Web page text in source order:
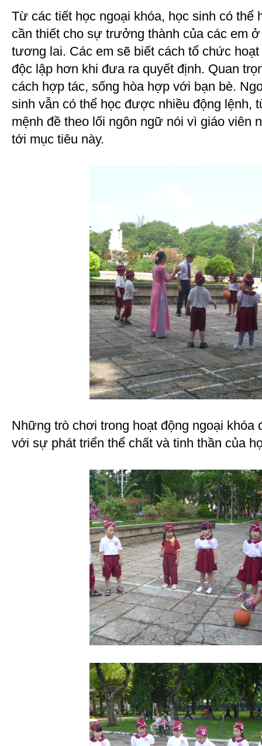
Từ các tiết học ngoại khóa, học sinh có thể
cần thiết cho sự trưởng thành của các em
tương lai. Các em sẽ biết cách tổ chức
độc lập hơn khi đưa ra quyết định. Quan
cách hợp tác, sống hòa hợp với bạn bè.
sinh vẫn có thể học được nhiều động lệnh,
mệnh đề theo lối ngôn ngữ nói vì giáo viên
tới mục tiêu này.
Những trò chơi trong hoạt động ngoại khóa
với sự phát triển thể chất và tinh thần của